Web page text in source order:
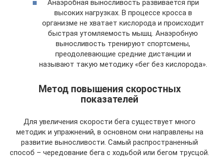
Анаэробная выносливость развивается при
высоких нагрузках. В процессе кросса в
организме не хватает кислорода и происходит
быстрая утомляемость мышц. Анаэробную
выносливость тренируют спортсмены,
преодолевающие средние дистанции и
называют такую методику «бег без кислорода».
Метод повышения скоростных
показателей
Для увеличения скорости бега существует много
методик и упражнений, в основном они направлены на
развитие выносливости. Самый распространенный
способ – чередование бега с ходьбой или бегом трусцой.